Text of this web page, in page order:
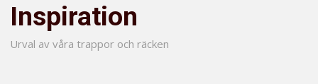
Inspiration
Urval av våra trappor och räcken